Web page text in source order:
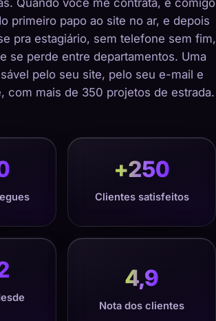
primeiro papo ao site no ar, e depois
pra estagiário, sem telefone sem fim,
se perde entre departamentos. Uma
pelo seu site, pelo seu e-mail e
com mais de 350 projetos de estrada.
+250
Clientes satisfeitos
4,9
Nota dos clientes